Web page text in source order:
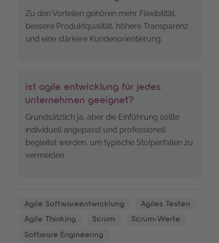
Zu den Vorteilen gehören mehr Flexibilität,
bessere Produktqualität, höhere Transparenz
und eine stärkere Kundenorientierung.
ist agile entwicklung für jedes
unternehmen geeignet?
Grundsätzlich ja, aber die Einführung sollte
individuell angepasst und professionell
begleitet werden, um typische Stolperfallen zu
vermeiden.
Agile Softwareentwicklung
Agiles Testen
Agile Thinking
Scrum
Scrum-Werte
Software Engineering